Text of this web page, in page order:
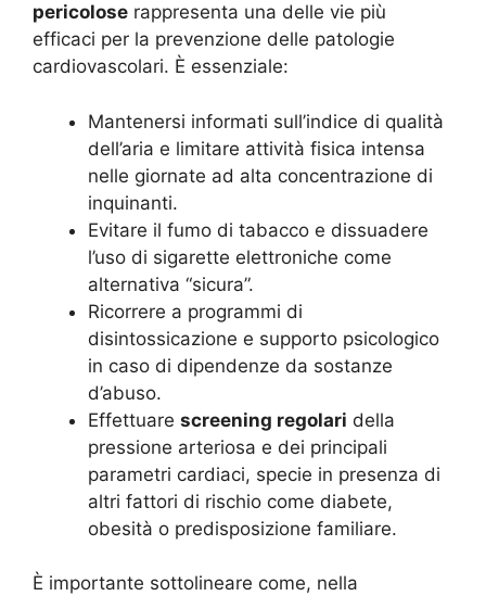
pericolose rappresenta una delle vie più
efficaci per la prevenzione delle patologie
cardiovascolari. È essenziale:
Mantenersi informati sull’indice di qualità
dell’aria e limitare attività fisica intensa
nelle giornate ad alta concentrazione di
inquinanti.
Evitare il fumo di tabacco e dissuadere
l’uso di sigarette elettroniche come
alternativa “sicura”.
Ricorrere a programmi di
disintossicazione e supporto psicologico
in caso di dipendenze da sostanze
d’abuso.
Effettuare screening regolari della
pressione arteriosa e dei principali
parametri cardiaci, specie in presenza di
altri fattori di rischio come diabete,
obesità o predisposizione familiare.
È importante sottolineare come, nella